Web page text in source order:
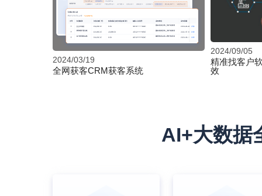
2024/03/19
全网获客CRM获客系统
2024/09/05
精准找客户
效
AI+大数据